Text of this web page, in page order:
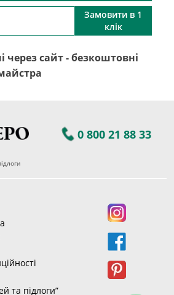
Замовити в 1
клік
через сайт - безкоштовні
0 800 21 88 33
та підлоги”